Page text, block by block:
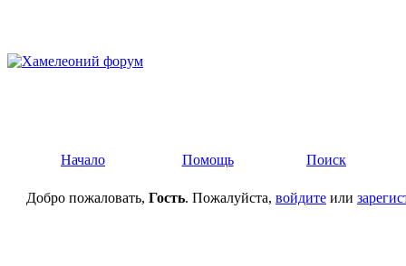
Начало Помощь Поиск
Добро пожаловать, Гость. Пожалуйста, войдите или